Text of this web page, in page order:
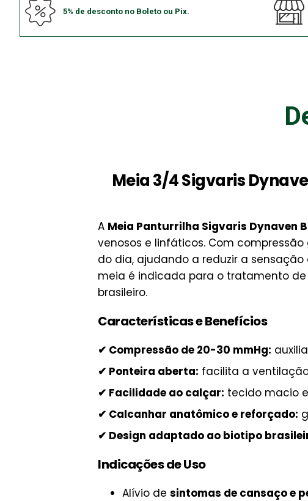
5% de desconto no Boleto ou Pix.
Meia 3/4 Sigvaris
A Meia Panturrilha Sigvaris Dynaven
venosos e linfáticos. Com
do dia, ajudando a reduzir a
meia é indicada para o tratamento
brasileiro.
Características e Benefícios
✔ Compressão de 20-30 mmHg:
✔ Ponteira aberta: facilita a
✔ Facilidade ao calçar: tecido macio
✔ Calcanhar anatômico e reforçado:
✔ Design adaptado ao biotipo
Indicações de Uso
Alívio de sintomas de cansaço e